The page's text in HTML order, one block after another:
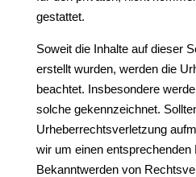
gestattet.
Soweit die Inhalte auf dieser
erstellt wurden, werden die
beachtet. Insbesondere
solche gekennzeichnet.
Urheberrechtsverletzung
wir um einen entsprechenden
Bekanntwerden von